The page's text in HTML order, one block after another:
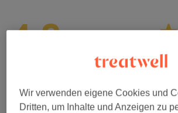
4,8
Sauberkeit
Wir verwenden eigene Cookies und
Dritten, um Inhalte und Anzeigen zu